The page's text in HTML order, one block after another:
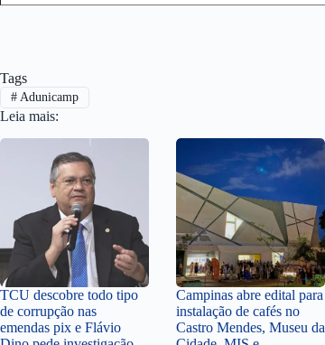
Tags
#Adunicamp
Leia mais:
TCU descobre todo tipo
de corrupção nas
emendas pix e Flávio
Campinas abre edital para
instalação de cafés no
Castro Mendes, Museu da